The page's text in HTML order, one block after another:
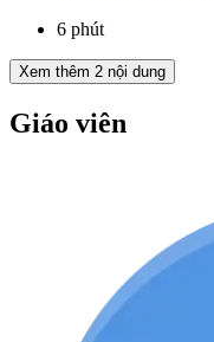
6 phút
Xem thêm 2 nội dung
Giáo viên